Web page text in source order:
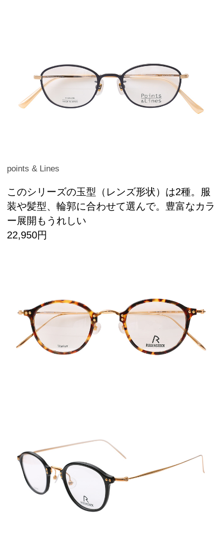
points & Lines
このシリーズの玉型（レンズ形状）は2種。服
装や髪型、輪郭に合わせて選んで。豊富なカラ
ー展開もうれしい
22,950円